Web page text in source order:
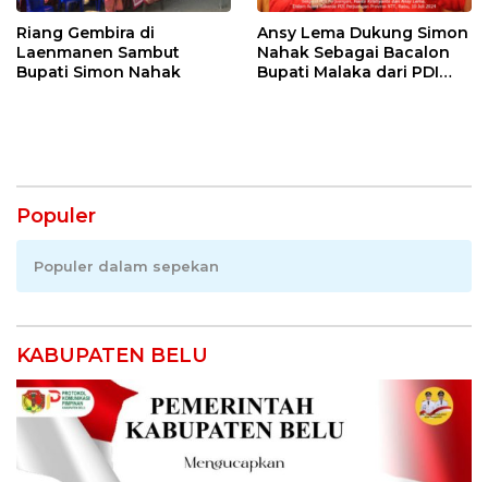
Riang Gembira di
Laenmanen Sambut
Bupati Simon Nahak
Ansy Lema Dukung Simon
Nahak Sebagai Bacalon
Bupati Malaka dari PDI
Populer
Populer dalam sepekan
KABUPATEN BELU